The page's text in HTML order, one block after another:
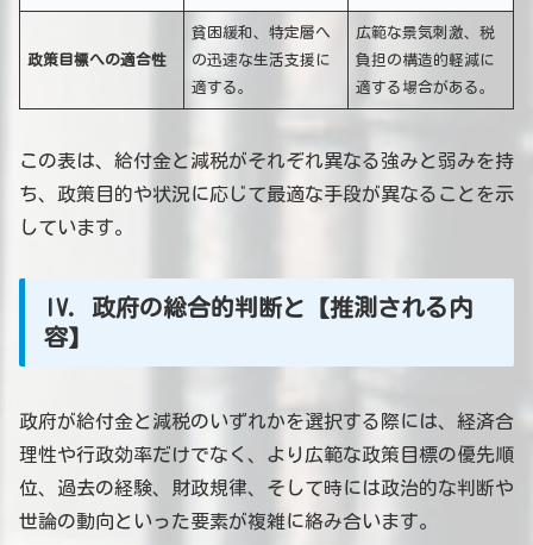
政策目標への適合性
貧困緩和、特定層へ
の迅速な生活支援に
適する。
広範な景気刺激、税
負担の構造的軽減に
適する場合がある。
この表は、給付金と減税がそれぞれ異なる強みと弱みを持
ち、政策目的や状況に応じて最適な手段が異なることを示
しています。
IV. 政府の総合的判断と【推測される内
容】
政府が給付金と減税のいずれかを選択する際には、経済合
理性や行政効率だけでなく、より広範な政策目標の優先順
位、過去の経験、財政規律、そして時には政治的な判断や
世論の動向といった要素が複雑に絡み合います。